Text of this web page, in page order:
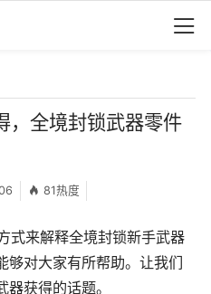
，全境封锁武器零件
81热度
式来解释全境封锁新手武器
够对大家有所帮助。让我们
获得的话题。